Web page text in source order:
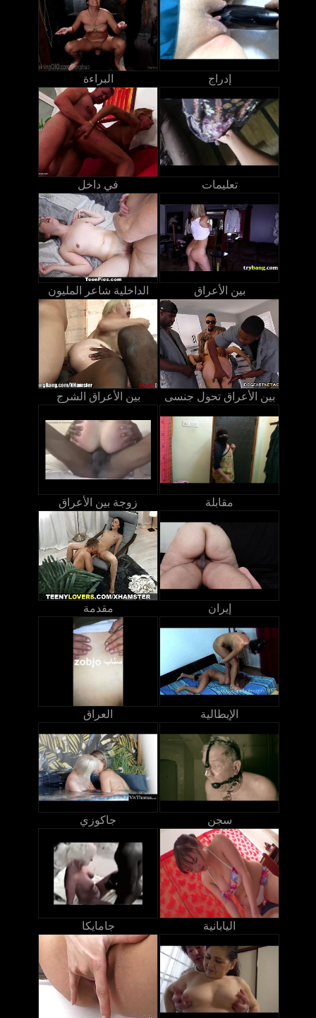
البراءة إدراج
في داخل تعليمات
الداخلية شاعر المليون بين الأعراق
بين الأعراق الشرج بين الأعراق تحول جنسى
زوجة بين الأعراق مقابلة
مقدمة إيران
العراق الإيطالية
جاكوزي سجن
جامايكا اليابانية